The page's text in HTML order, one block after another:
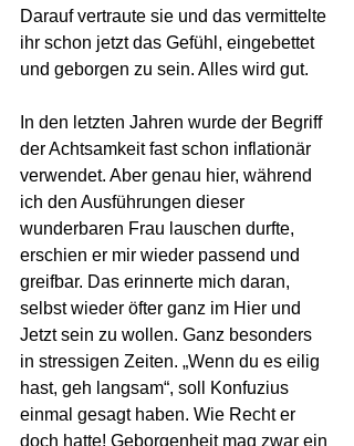
Darauf vertraute sie und das vermittelte
ihr schon jetzt das Gefühl, eingebettet
und geborgen zu sein. Alles wird gut.
In den letzten Jahren wurde der Begriff
der Achtsamkeit fast schon inflationär
verwendet. Aber genau hier, während
ich den Ausführungen dieser
wunderbaren Frau lauschen durfte,
erschien er mir wieder passend und
greifbar. Das erinnerte mich daran,
selbst wieder öfter ganz im Hier und
Jetzt sein zu wollen. Ganz besonders
in stressigen Zeiten. „Wenn du es eilig
hast, geh langsam“, soll Konfuzius
einmal gesagt haben. Wie Recht er
doch hatte! Geborgenheit mag zwar ein